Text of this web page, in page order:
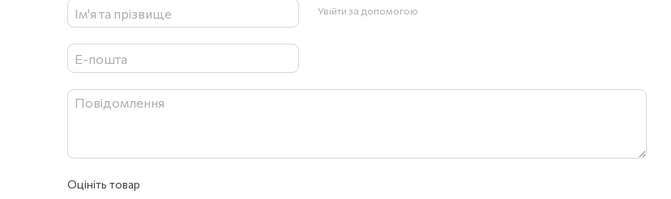
Увійти за допомогою
Оцініть товар